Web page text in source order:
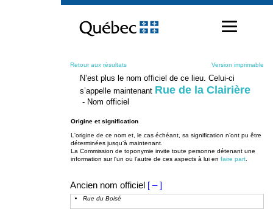
contenu
Retour aux résultats Version imprimable
N’est plus le nom officiel de ce lieu. Celui-ci
s’appelle maintenant Rue de la Clairière
- Nom officiel
Origine et signification
L'origine de ce nom et, le cas échéant, sa signification n’ont pu être
déterminées jusqu’à maintenant.
La Commission de toponymie invite toute personne détenant une
information sur l'un ou l'autre de ces aspects à lui en faire part
Ancien nom officiel [ – ]
Rue du Boisé